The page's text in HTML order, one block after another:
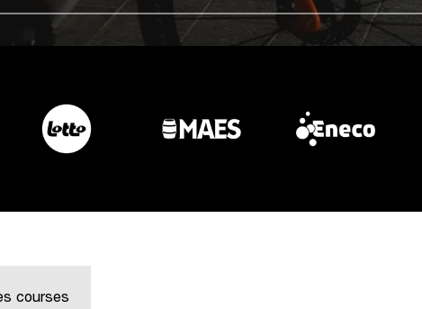
courses